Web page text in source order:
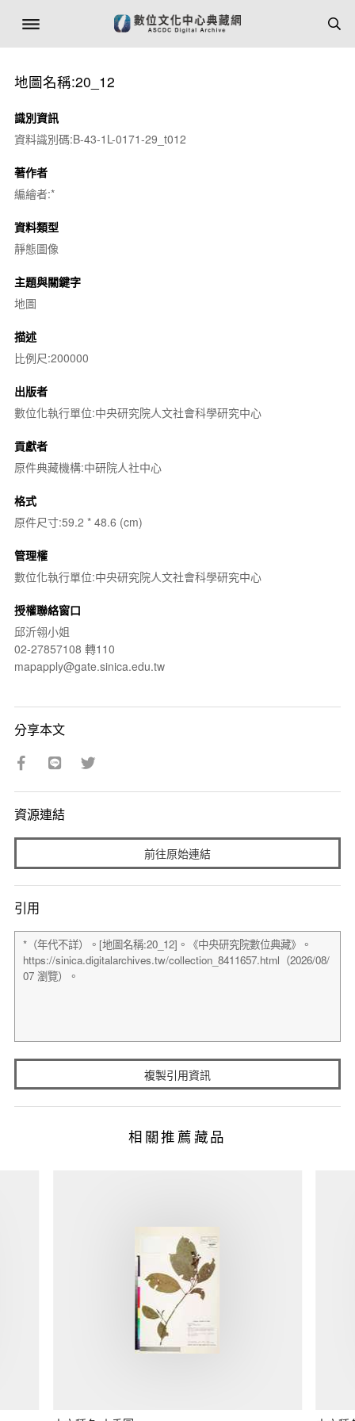
地圖名稱:20_12
識別資訊
資料識別碼:B-43-1L-0171-29_t012
著作者
編繪者:*
資料類型
靜態圖像
主題與關鍵字
地圖
描述
比例尺:200000
出版者
數位化執行單位:中央研究院人文社會科學研究中心
貢獻者
原件典藏機構:中研院人社中心
格式
原件尺寸:59.2 * 48.6 (cm)
管理權
數位化執行單位:中央研究院人文社會科學研究中心
授權聯絡窗口
邱沂翎小姐
02-27857108 轉110
mapapply@gate.sinica.edu.tw
分享本文
資源連結
前往原始連結
引用
複製引用資訊
相關推薦藏品